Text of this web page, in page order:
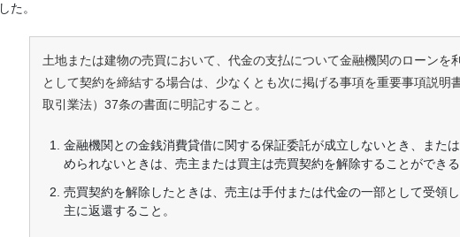
した。
土地または建物の売買において、代金の支払について金融機関のローンを
として契約を締結する場合は、少なくとも次に掲げる事項を重要事項説明
取引業法）37条の書面に明記すること。
金融機関との金銭消費貸借に関する保証委託が成立しないとき、また
められないときは、売主または買主は売買契約を解除することができる
売買契約を解除したときは、売主は手付または代金の一部として受領
主に返還すること。